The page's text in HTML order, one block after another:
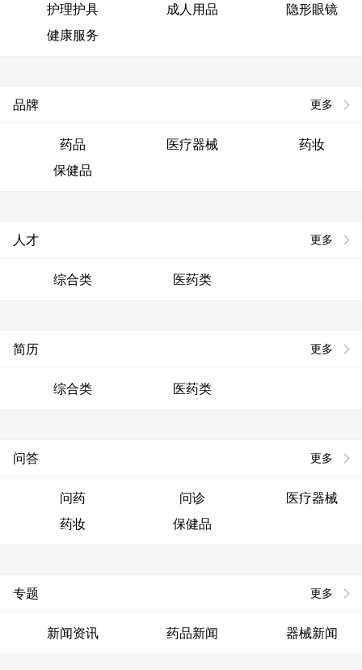
护理护具
成人用品
隐形眼镜
健康服务
更多
品牌
药品 医疗器械
药妆
保健品
更多
人才
综合类 医药类
更多
简历
综合类 医药类
更多
问答
问药 问诊
医疗器械
药妆
保健品
更多
专题
新闻资讯 药品新闻 器械新闻